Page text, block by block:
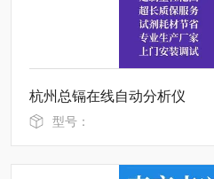
杭州总镉在线自动分析仪
型号：